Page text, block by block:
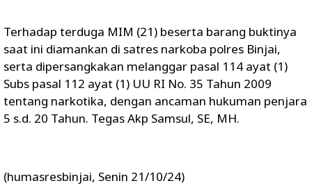
Terhadap terduga MIM (21) beserta barang buktinya
saat ini diamankan di satres narkoba polres Binjai,
serta dipersangkakan melanggar pasal 114 ayat (1)
Subs pasal 112 ayat (1) UU RI No. 35 Tahun 2009
tentang narkotika, dengan ancaman hukuman penjara
5 s.d. 20 Tahun. Tegas Akp Samsul, SE, MH.
(humasresbinjai, Senin 21/10/24)